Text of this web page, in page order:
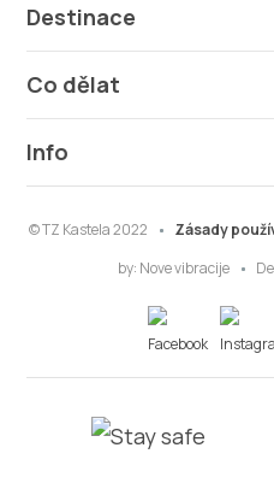
Destinace
Co dělat
Info
© TZ Kastela 2022 Zásady
by: Nove vibracije